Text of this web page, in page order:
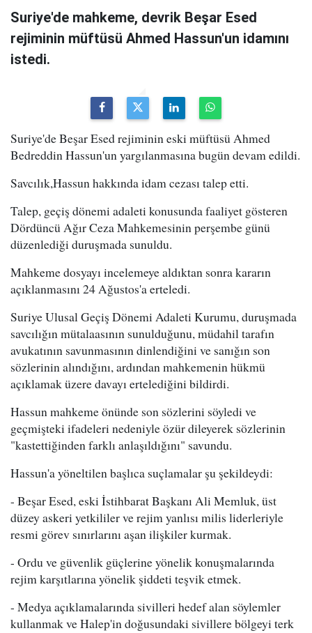
Suriye'de mahkeme, devrik Beşar Esed
rejiminin müftüsü Ahmed Hassun'un idamını
istedi.
Suriye'de Beşar Esed rejiminin eski müftüsü Ahmed
Bedreddin Hassun'un yargılanmasına bugün devam edildi.
Savcılık,Hassun hakkında idam cezası talep etti.
Talep, geçiş dönemi adaleti konusunda faaliyet gösteren
Dördüncü Ağır Ceza Mahkemesinin perşembe günü
düzenlediği duruşmada sunuldu.
Mahkeme dosyayı incelemeye aldıktan sonra kararın
açıklanmasını 24 Ağustos'a erteledi.
Suriye Ulusal Geçiş Dönemi Adaleti Kurumu, duruşmada
savcılığın mütalaasının sunulduğunu, müdahil tarafın
avukatının savunmasının dinlendiğini ve sanığın son
sözlerinin alındığını, ardından mahkemenin hükmü
açıklamak üzere davayı ertelediğini bildirdi.
Hassun mahkeme önünde son sözlerini söyledi ve
geçmişteki ifadeleri nedeniyle özür dileyerek sözlerinin
"kastettiğinden farklı anlaşıldığını" savundu.
Hassun'a yöneltilen başlıca suçlamalar şu şekildeydi:
- Beşar Esed, eski İstihbarat Başkanı Ali Memluk, üst
düzey askeri yetkililer ve rejim yanlısı milis liderleriyle
resmi görev sınırlarını aşan ilişkiler kurmak.
- Ordu ve güvenlik güçlerine yönelik konuşmalarında
rejim karşıtlarına yönelik şiddeti teşvik etmek.
- Medya açıklamalarında sivilleri hedef alan söylemler
kullanmak ve Halep'in doğusundaki sivillere bölgeyi terk